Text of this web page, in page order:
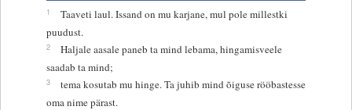
1
Taaveti laul. Issand on mu karjane, mul pole millestki
puudust.
2
Haljale aasale paneb ta mind lebama, hingamisveele
saadab ta mind;
3
tema kosutab mu hinge. Ta juhib mind õiguse rööbastesse
oma nime pärast.